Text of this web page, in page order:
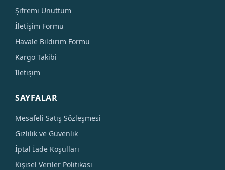
Şifremi Unuttum
İletişim Formu
Havale Bildirim Formu
Kargo Takibi
İletişim
SAYFALAR
Mesafeli Satış Sözleşmesi
Gizlilik ve Güvenlik
İptal İade Koşulları
Kişisel Veriler Politikası